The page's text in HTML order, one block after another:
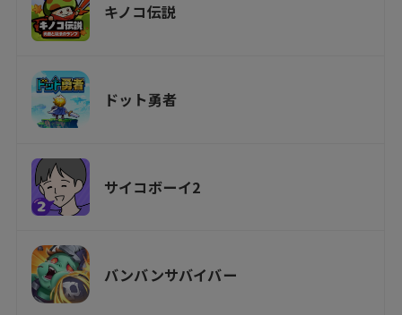
キノコ伝説
ドット勇者
サイコボーイ2
バンバンサバイバー